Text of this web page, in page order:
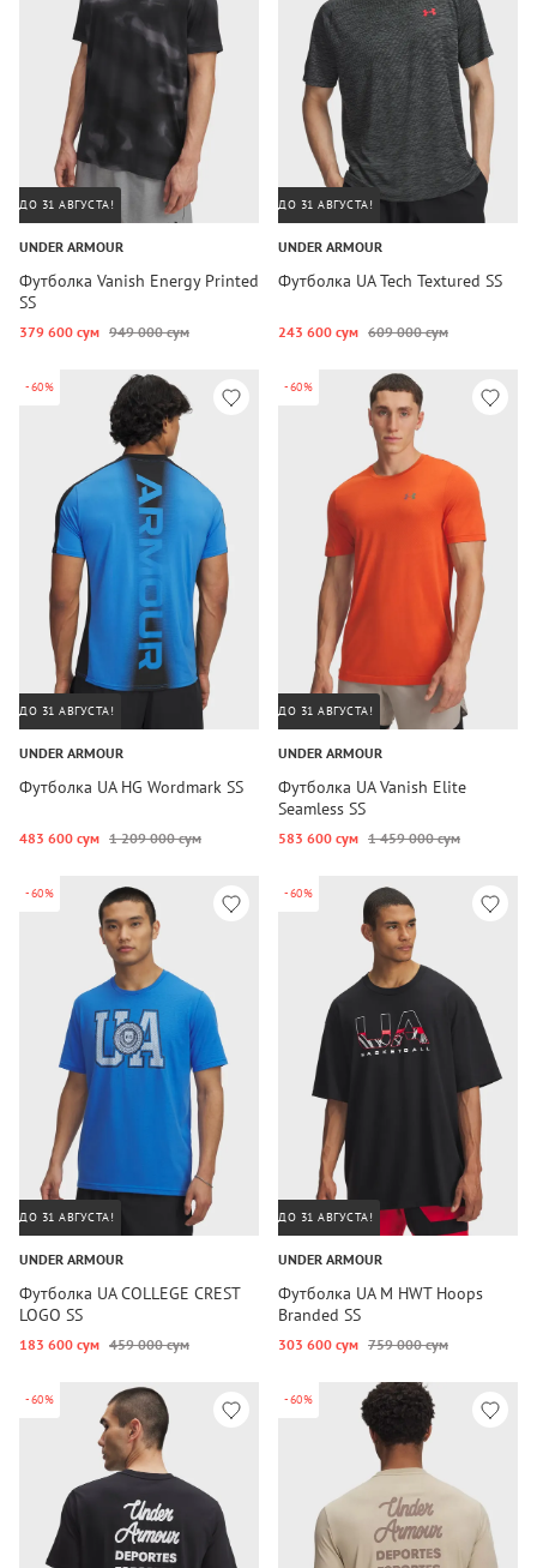
ДО 31 АВГУСТА!
UNDER ARMOUR
Футболка Vanish Energy Printed
SS
379 600 сум 949 000 сум
ДО 31 АВГУСТА!
UNDER ARMOUR
Футболка UA Tech Textured SS
243 600 сум 609 000 сум
-60%
ДО 31 АВГУСТА!
UNDER ARMOUR
Футболка UA HG Wordmark SS
483 600 сум 1 209 000 сум
-60%
ДО 31 АВГУСТА!
UNDER ARMOUR
Футболка UA Vanish Elite
Seamless SS
583 600 сум 1 459 000 сум
-60%
ДО 31 АВГУСТА!
UNDER ARMOUR
Футболка UA COLLEGE CREST
LOGO SS
183 600 сум 459 000 сум
-60%
ДО 31 АВГУСТА!
UNDER ARMOUR
Футболка UA M HWT Hoops
Branded SS
303 600 сум 759 000 сум
-60% -60%